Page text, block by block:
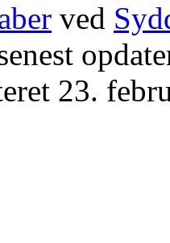
ved
23.